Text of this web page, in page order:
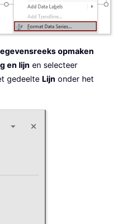
opmaken
en lijn en selecteer
gedeelte Lijn onder het